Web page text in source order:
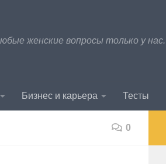
женские вопросы только у нас.
Бизнес и карьера Тесты
0